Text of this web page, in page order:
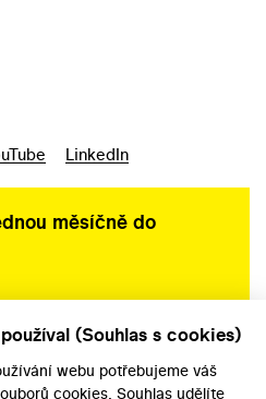
LinkedIn
měsíčně do
(Souhlas s cookies)
webu potřebujeme váš
cookies. Souhlas udělíte